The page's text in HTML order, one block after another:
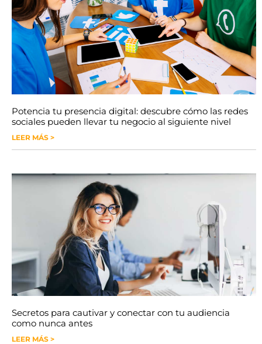
Potencia tu presencia digital: descubre cómo las redes
sociales pueden llevar tu negocio al siguiente nivel
LEER MÁS >
Secretos para cautivar y conectar con tu audiencia
como nunca antes
LEER MÁS >